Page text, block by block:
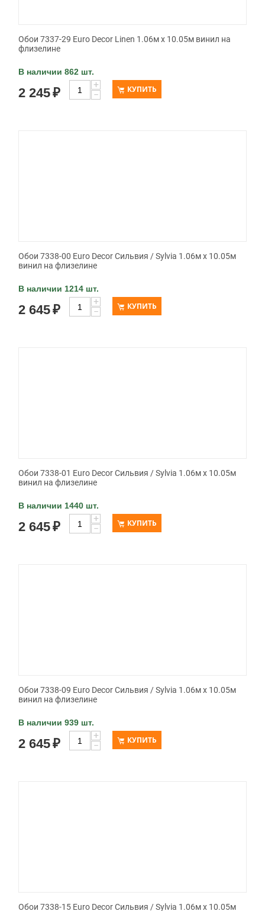
Обои 7337-29 Euro Decor Linen 1.06м x 10.05м винил на
флизелине
В наличии 862 шт.
2 245₽
+
−
КУПИТЬ
Обои 7338-00 Euro Decor Сильвия / Sylvia 1.06м x 10.05м
винил на флизелине
В наличии 1214 шт.
2 645₽
+
−
КУПИТЬ
Обои 7338-01 Euro Decor Сильвия / Sylvia 1.06м x 10.05м
винил на флизелине
В наличии 1440 шт.
2 645₽
+
−
КУПИТЬ
Обои 7338-09 Euro Decor Сильвия / Sylvia 1.06м x 10.05м
винил на флизелине
В наличии 939 шт.
2 645₽
+
−
КУПИТЬ
Обои 7338-15 Euro Decor Сильвия / Sylvia 1.06м x 10.05м